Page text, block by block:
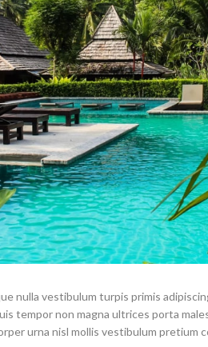
nulla vestibulum turpis primis
tempor non magna ultrices porta
urna nisl mollis vestibulum pretium